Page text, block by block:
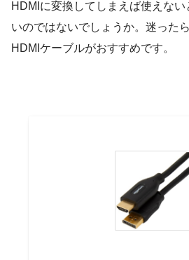
HDMIに変換してしまえば使えない
いのではないでしょうか。迷った
HDMIケーブルがおすすめです。